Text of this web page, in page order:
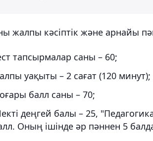
жалпы кәсіптік және арнайы
тапсырмалар саны – 60;
уақыты – 2 сағат (120 минут);
балл саны – 70;
деңгей балы – 25,
Оның ішінде әр пәннен 5